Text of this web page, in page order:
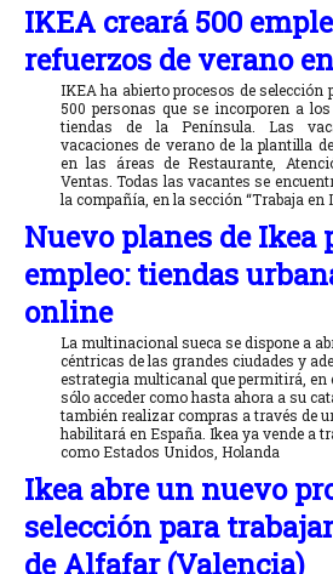
IKEA creará 500
refuerzos de verano
IKEA ha abierto procesos de selección
500 personas que se incorporen a
tiendas de la Península. Las
vacaciones de verano de la plantilla
en las áreas de Restaurante,
Ventas. Todas las vacantes se
la compañía, en la sección “Trabaja en
Nuevo planes de Ikea
empleo: tiendas
online
La multinacional sueca se dispone a
céntricas de las grandes ciudades y
estrategia multicanal que permitirá, en
sólo acceder como hasta ahora a su
también realizar compras a través de
habilitará en España. Ikea ya vende a
como Estados Unidos, Holanda
Ikea abre un nuevo
selección para
de Alfafar (Valencia)